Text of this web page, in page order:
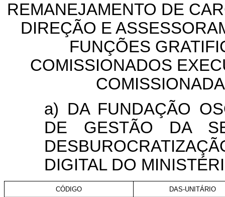
REMANEJAMENTO DE
DIREÇÃO E
FUNÇÕES
COMISSIONADOS
a) DA FUNDAÇÃO
DE GESTÃO DA
DIGITAL DO
CÓDIGO
DAS-UNITÁRIO